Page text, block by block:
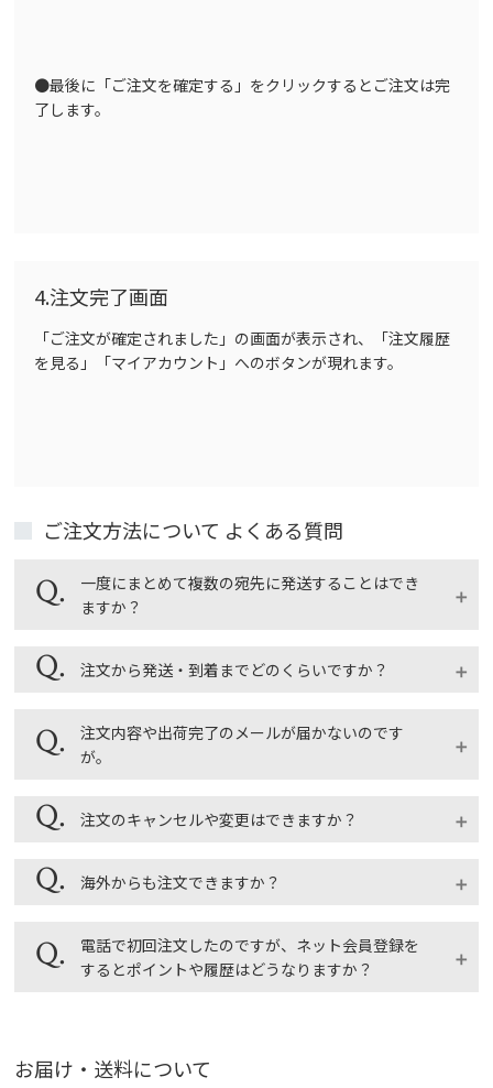
●最後に「ご注文を確定する」をクリックするとご注文は完
了します。
4.注文完了画面
「ご注文が確定されました」の画面が表示され、「注文履歴
を見る」「マイアカウント」へのボタンが現れます。
ご注文方法について よくある質問
一度にまとめて複数の宛先に発送することはでき
ますか？
複数のお届け先を一度に指定することはできません。
あらかじめマイアカウントのアドレス帳にお届け先を
登録しておくとご注文がスムーズで、毎回入力する手
詳しくは「ギフトページ」をご覧ください。
注文から発送・到着までどのくらいですか？
ご注文後２～３営業日で発送、お届けは地域により発
送翌日～翌々日になります。
ださい。お届け日時の指定は、ご注文日から５営業日
届け日設定」のお届け希望日の「指定なし」にチェッ
注文内容や出荷完了のメールが届かないのです
が。
ご登録のメールアドレス、パソコンや携帯電話のメー
スに間違いがないかご確認ください。また、迷惑メー
ます。その他、受信拒否リストの設定や自動転送機能
を解除していない場合、メールボックスの保存容量が
注文のキャンセルや変更はできますか？
商品の準備・発送状況によってキャンセルできない場
が確認できます。注文状況が「出荷待ち」の状態で、
出荷予定日の2日前までであれば注文のキャンセルが
海外からも注文できますか？
海外からの注文は受け付けております。下記ご注意く
ださい。
電話で初回注文したのですが、ネット会員登録を
するとポイントや履歴はどうなりますか？
に保持されます。情報を１つの会員IDにまとめること
も可能ですのでご希望の場合はオンラインショップ会
お届け・送料について